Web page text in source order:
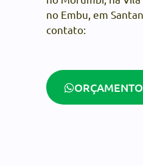
no Embu, em
contato: